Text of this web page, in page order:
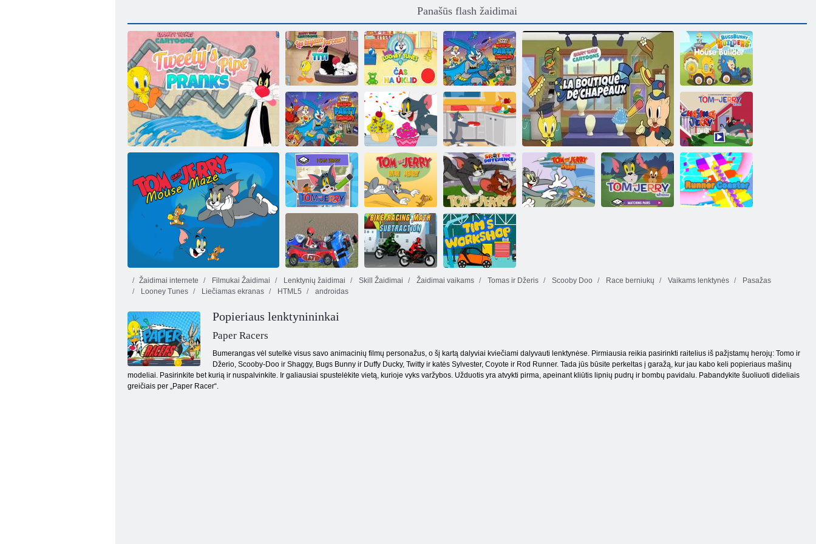
Panašūs flash žaidimai
„Tweety“ vamzdžių keiksmažodžiai
„Looney Tunes“
animaciniai
filmai Les
Tuyaux farceurs
de titi
Kūdikio looney
melodijos cas na
uklid
„Looney Tunes
Mash-up“
vakarėlio
„Bugs Bunny
Builders House
Builder“
Erdvinė gyvatė
Leidžia Sukurti
su Tomas ir
Džeris
Tomas ir Džeris: pele mažylis
Tomo ir Džerio
šou nesuklyk!
Tomas ir Džeris:
persekiojimas
Džeris
Tomas ir Džeris
rodo, kad galiu
piešti
Tomas ir Džeris
paleisti Džeris
Tomas ir Džeris
pastebėjo
skirtumą
Animacinis
filmas vaikams
griovimą
Žaidimai internete Filmukai Žaidimai Lenktynių žaidimai Skill Žaidimai Žaidimai vaikams Tomas ir Džeris Scooby Doo Race berniukų Vaikams lenktynės
Pasažas
Looney Tunes
Liečiamas ekranas HTML5 androidas
Popieriaus lenktynininkai
Paper Racers
Bumerangas vėl sutelkė visus savo animacinių filmų personažus, o šį kartą dalyviai kviečiami dalyvauti lenktynėse. Pirmiausia reikia pasirinkti raitelius iš pažįstamų herojų: Tomo ir
Džerio, Scooby-Doo ir Shaggy, Bugs Bunny ir Duffy Ducky, Twitty ir katės Sylvester, Coyote ir Rod Runner. Tada jūs būsite perkeltas į garažą, kur jau kabo keli popieriaus mašinų
modeliai. Pasirinkite bet kurią ir nuspalvinkite. Ir galiausiai spustelėkite vietą, kurioje vyks varžybos. Užduotis yra atvykti pirma, apeinant kliūtis lipnių pudrų ir bombų pavidalu. Pabandykite šuoliuoti dideliais
greičiais per „Paper Racer“.